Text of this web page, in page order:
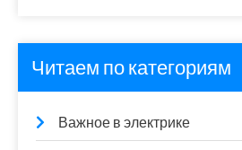
Читаем по категориям
Важное в электрике